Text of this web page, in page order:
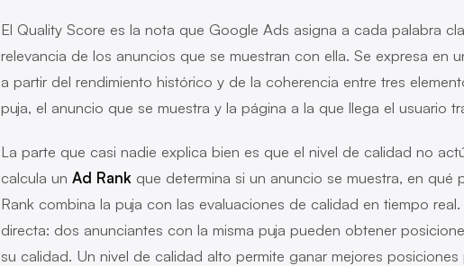
El Quality Score es la nota que Google Ads asigna a cada palabra
relevancia de los anuncios que se muestran con ella. Se expresa en
a partir del rendimiento histórico y de la coherencia entre tres
puja, el anuncio que se muestra y la página a la que llega el usuario
La parte que casi nadie explica bien es que el nivel de calidad no
calcula un Ad Rank que determina si un anuncio se muestra, en
Rank combina la puja con las evaluaciones de calidad en tiempo
directa: dos anunciantes con la misma puja pueden obtener
su calidad. Un nivel de calidad alto permite ganar mejores